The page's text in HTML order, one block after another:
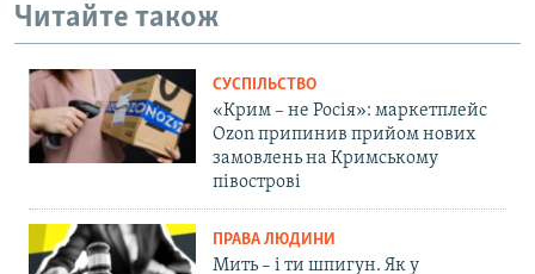
Читайте також
СУСПІЛЬСТВО
«Крим – не Росія»: маркетплейс
Ozon припинив прийом нових
замовлень на Кримському
півострові
ПРАВА ЛЮДИНИ
Мить – і ти шпигун. Як у